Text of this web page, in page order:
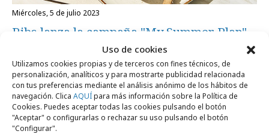
Uso de cookies
Utilizamos cookies propias y de terceros con fines técnicos, de
personalización, analíticos y para mostrarte publicidad relacionada
con tus preferencias mediante el análisis anónimo de los hábitos de
navegación. Clica AQUÍpara más información sobre la Política de
Cookies. Puedes aceptar todas las cookies pulsando el botón
"Aceptar" o configurarlas o rechazar su uso pulsando el botón
"Configurar".
miércoles, 5 de julio 2023
Ribs lanza la campaña "My Summer Plan"
Campañas